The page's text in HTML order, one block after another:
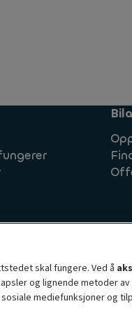
skal fungere. Ved å
og lignende metoder av
mediefunksjoner og